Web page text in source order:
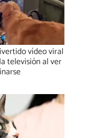
vídeo viral
televisión al ver